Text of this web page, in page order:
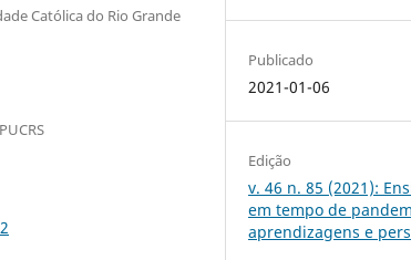
Católica do Rio Grande
Publicado
2021-01-06
Edição
v. 46 n. 85 (2021):
em tempo de
aprendizagens e